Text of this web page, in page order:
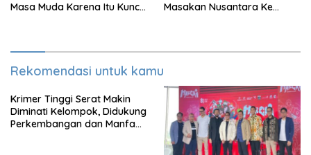
Masa Muda Karena Itu Kunci
Masakan Nusantara Ke
Rekomendasi untuk kamu
Krimer Tinggi Serat Makin
Diminati Kelompok, Didukung
Perkembangan dan Manfaat